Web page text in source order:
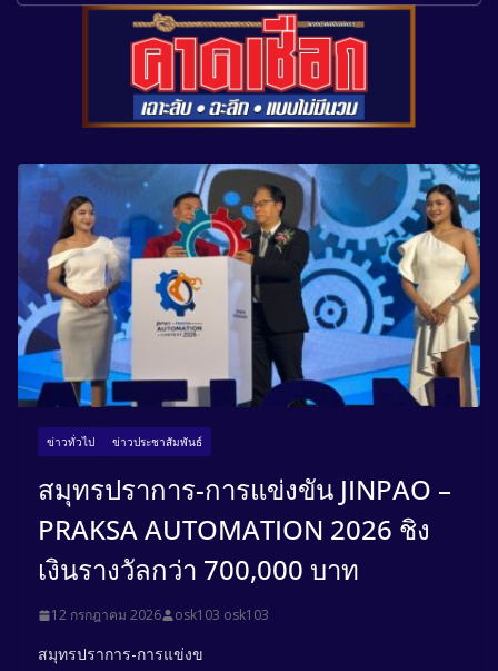
ข่าวทั่วไป ข่าวประชาสัมพันธ์
สมุทรปราการ-การแข่งขัน JINPAO –
PRAKSA AUTOMATION 2026 ชิง
เงินรางวัลกว่า 700,000 บาท
12 กรกฎาคม 2026 osk103 osk103
สมุทรปราการ-การแข่งข